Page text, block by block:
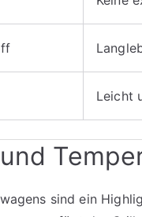
Leicht
sind ein